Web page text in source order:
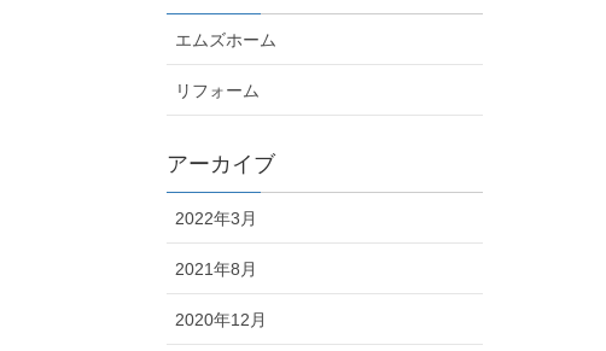
エムズホーム
リフォーム
アーカイブ
2022年3月
2021年8月
2020年12月